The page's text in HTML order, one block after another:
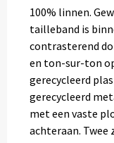
100% linnen.
tailleband is
contrasterend
en ton-sur-ton
gerecycleerd
gerecycleerd
met een vaste
achteraan. Twee